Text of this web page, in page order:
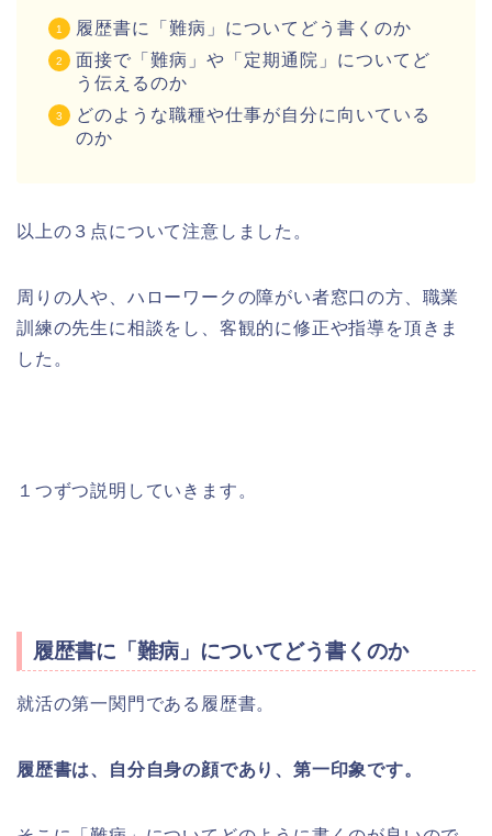
履歴書に「難病」についてどう書くのか
面接で「難病」や「定期通院」についてど
う伝えるのか
どのような職種や仕事が自分に向いている
のか
以上の３点について注意しました。
周りの人や、ハローワークの障がい者窓口の方、職業
訓練の先生に相談をし、客観的に修正や指導を頂きま
した。
１つずつ説明していきます。
履歴書に「難病」についてどう書くのか
就活の第一関門である履歴書。
履歴書は、自分自身の顔であり、第一印象です。